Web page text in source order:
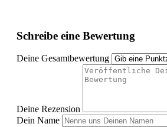
Schreibe eine Bewertung
Deine Gesamtbewertung
Deine Rezension
Dein Name